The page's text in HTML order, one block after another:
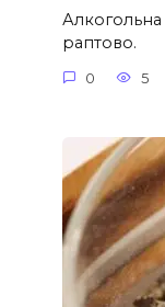
Алкогольна
раптово.
0 5